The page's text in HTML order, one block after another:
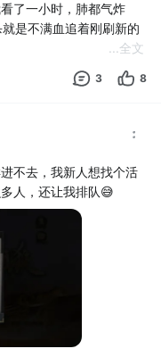
了一小时，肺都气炸
是不满血追着刚刷新的
半天也就极其低的血量
全文
3 8
不去，我新人想找个活
人，还让我排队😅